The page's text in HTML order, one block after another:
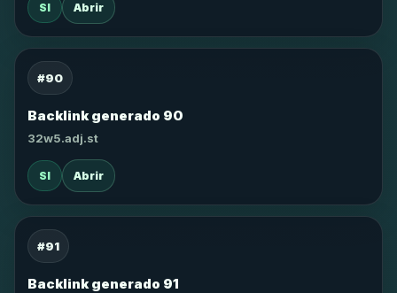
SI Abrir
#90
Backlink generado 90
32w5.adj.st
SI Abrir
#91
Backlink generado 91